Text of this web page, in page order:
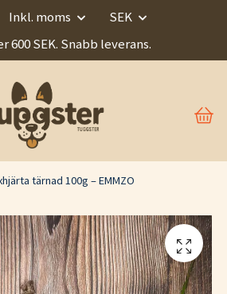
Inkl. moms
SEK
600 SEK. Snabb leverans.
tärnad 100g – EMMZO